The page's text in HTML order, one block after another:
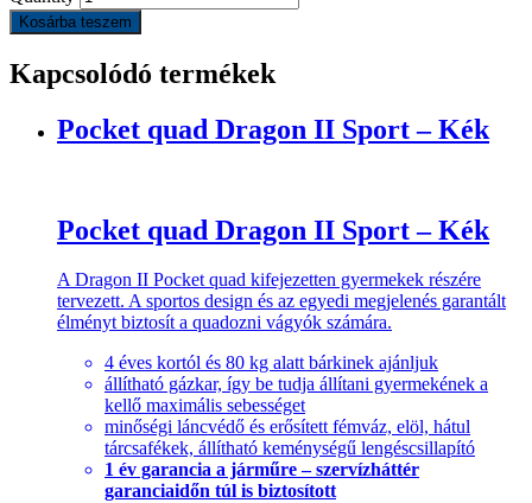
Kosárba teszem
Kapcsolódó termékek
Pocket quad Dragon II Sport – Kék
Pocket quad Dragon II Sport – Kék
A Dragon II Pocket quad kifejezetten gyermekek részére
tervezett. A sportos design és az egyedi megjelenés garantált
élményt biztosít a quadozni vágyók számára.
4 éves kortól és 80 kg alatt bárkinek ajánljuk
állítható gázkar, így be tudja állítani gyermekének a
kellő maximális sebességet
minőségi láncvédő és erősített fémváz, elöl, hátul
tárcsafékek, állítható keménységű lengéscsillapító
1 év garancia a járműre – szervízháttér
garanciaidőn túl is biztosított